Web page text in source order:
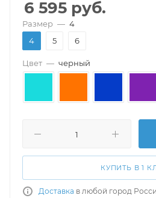
6 595 руб.
Размер — 4
4
5 6
Цвет — черный
КУПИТЬ В 1
Доставка в любой город